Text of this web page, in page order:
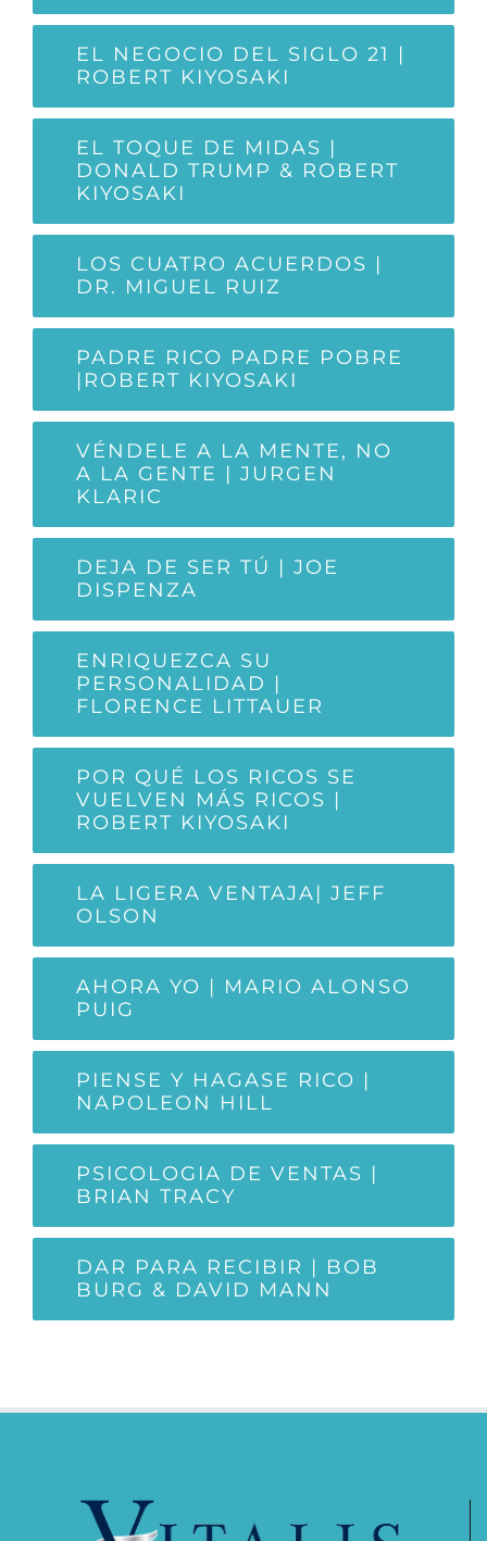
EL NEGOCIO DEL SIGLO 21 |
ROBERT KIYOSAKI
EL TOQUE DE MIDAS |
DONALD TRUMP & ROBERT
KIYOSAKI
LOS CUATRO ACUERDOS |
DR. MIGUEL RUIZ
PADRE RICO PADRE POBRE
|ROBERT KIYOSAKI
VÉNDELE A LA MENTE, NO
A LA GENTE | JURGEN
KLARIC
DEJA DE SER TÚ | JOE
DISPENZA
ENRIQUEZCA SU
PERSONALIDAD |
FLORENCE LITTAUER
POR QUÉ LOS RICOS SE
VUELVEN MÁS RICOS |
ROBERT KIYOSAKI
LA LIGERA VENTAJA| JEFF
OLSON
AHORA YO | MARIO ALONSO
PUIG
PIENSE Y HAGASE RICO |
NAPOLEON HILL
PSICOLOGIA DE VENTAS |
BRIAN TRACY
DAR PARA RECIBIR | BOB
BURG & DAVID MANN